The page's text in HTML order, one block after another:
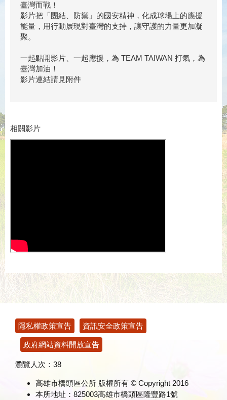
臺灣而戰！
影片把「團結、防禦」的國安精神，化成球場上的應援
能量，用行動展現對臺灣的支持，讓守護的力量更加凝
聚。
一起點開影片、一起應援，為 TEAM TAIWAN 打氣，為
臺灣加油！
影片連結請見附件
相關影片
隱私權政策宣告
資訊安全政策宣告
政府網站資料開放宣告
瀏覽人次： 38
高雄市橋頭區公所 版權所有 © Copyright 2016
本所地址：825003高雄市橋頭區隆豐路1號